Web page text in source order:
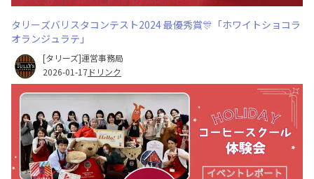
タリーズバリスタコンテスト2024 最優秀賞🎊「ホワイトショコラ
オランジュラテ」
[タリーズ]運営事務局
2026-01-17ドリンク